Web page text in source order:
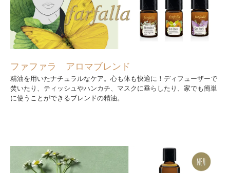
ファファラ アロマブレンド
精油を用いたナチュラルなケア。心も体も快適に！ディフューザーで
焚いたり、ティッシュやハンカチ、マスクに垂らしたり、家でも簡単
に使うことができるブレンドの精油。